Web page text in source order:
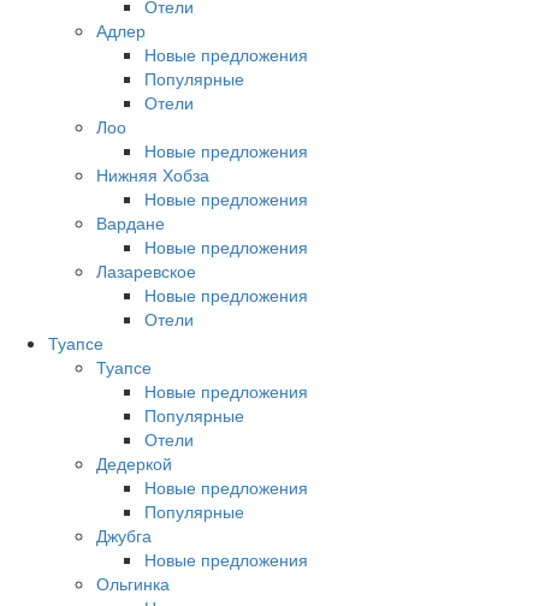
Отели
Адлер
Новые предложения
Популярные
Отели
Лоо
Новые предложения
Нижняя Хобза
Новые предложения
Вардане
Новые предложения
Лазаревское
Новые предложения
Отели
Туапсе
Туапсе
Новые предложения
Популярные
Отели
Дедеркой
Новые предложения
Популярные
Джубга
Новые предложения
Ольгинка